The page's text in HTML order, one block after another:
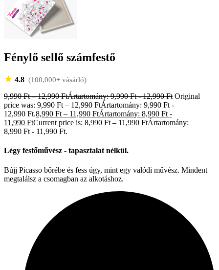
Fénylő sellő számfestő
★ 4.8 (100,000+ vásárló)
9,990Ft – 12,990FtÁrtartomány: 9,990 Ft - 12,990 Ft Original
price was: 9,990 Ft – 12,990 FtÁrtartomány: 9,990 Ft -
12,990 Ft.8,990 Ft – 11,990 FtÁrtartomány: 8,990 Ft -
11,990 FtCurrent price is: 8,990 Ft – 11,990 FtÁrtartomány:
8,990 Ft - 11,990 Ft.
Légy festőművész - tapasztalat nélkül.
Bújj Picasso bőrébe és fess úgy, mint egy valódi művész. Mindent
megtalálsz a csomagban az alkotáshoz.